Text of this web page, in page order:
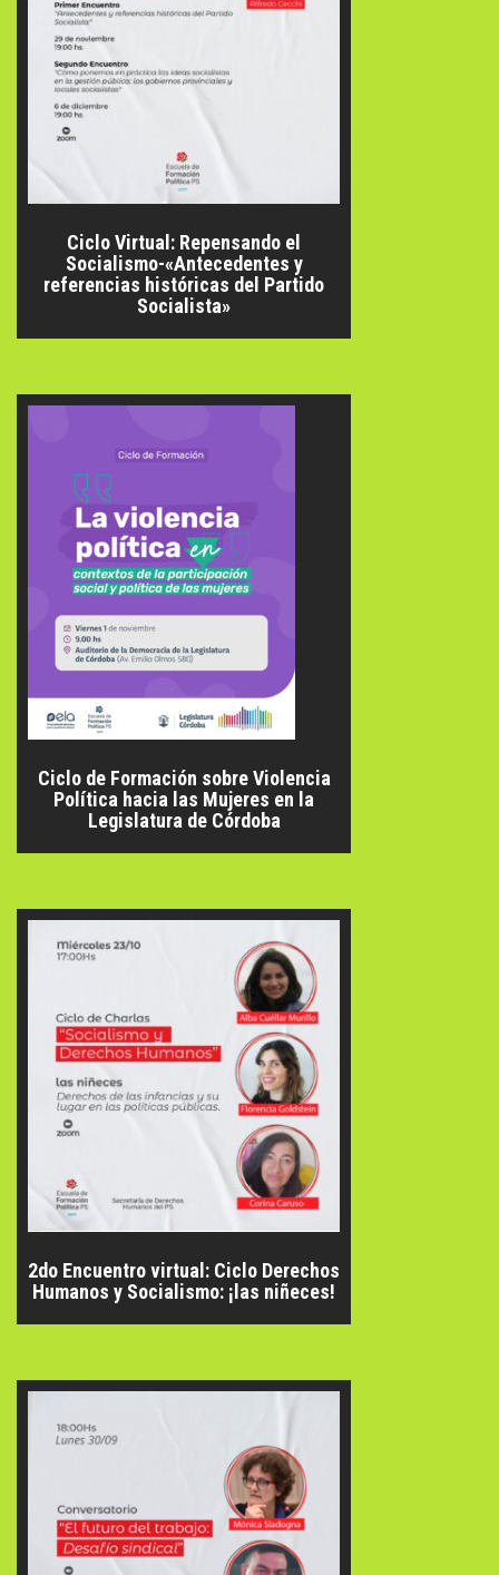
Ciclo Virtual: Repensando el
Socialismo-«Antecedentes y
referencias históricas del Partido
Socialista»
Ciclo de Formación sobre Violencia
Política hacia las Mujeres en la
Legislatura de Córdoba
2do Encuentro virtual: Ciclo Derechos
Humanos y Socialismo: ¡las niñeces!